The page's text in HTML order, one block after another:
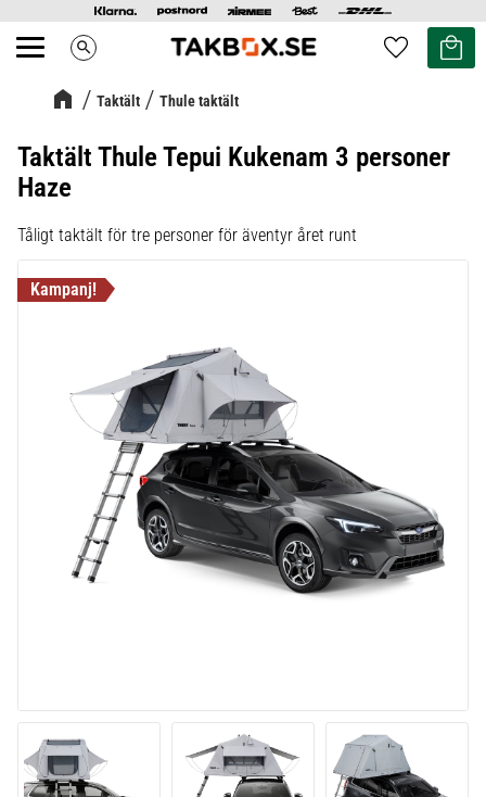
Meny search Favoriter
Kundvagn
Taktält Thule taktält
Taktält Thule Tepui Kukenam 3 personer
Haze
Tåligt taktält för tre personer för äventyr året runt